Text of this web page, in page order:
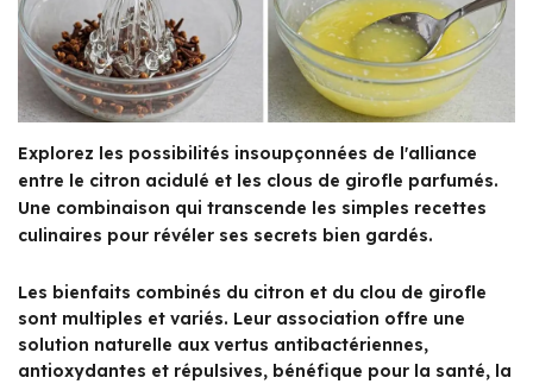
Explorez les possibilités insoupçonnées de l'alliance
entre le citron acidulé et les clous de girofle parfumés.
Une combinaison qui transcende les simples recettes
culinaires pour révéler ses secrets bien gardés.
Les bienfaits combinés du citron et du clou de girofle
sont multiples et variés. Leur association offre une
solution naturelle aux vertus antibactériennes,
antioxydantes et répulsives, bénéfique pour la santé, la